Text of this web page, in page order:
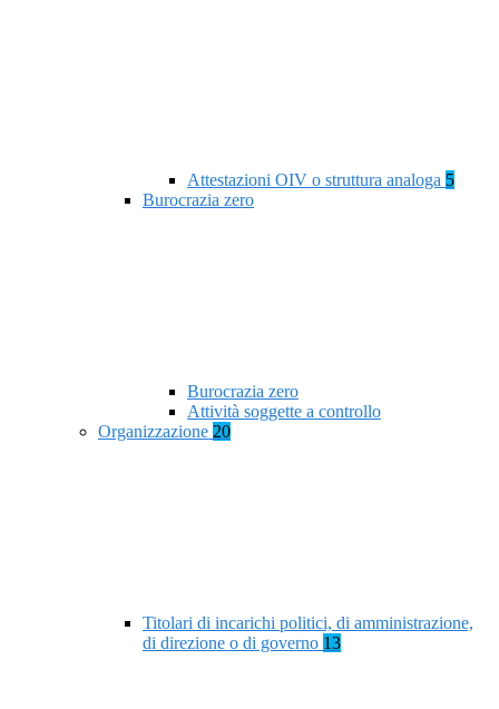
Attestazioni OIV o struttura analoga 5
Burocrazia zero
Burocrazia zero
Attività soggette a controllo
Organizzazione 20
Titolari di incarichi politici, di amministrazione,
di direzione o di governo 13